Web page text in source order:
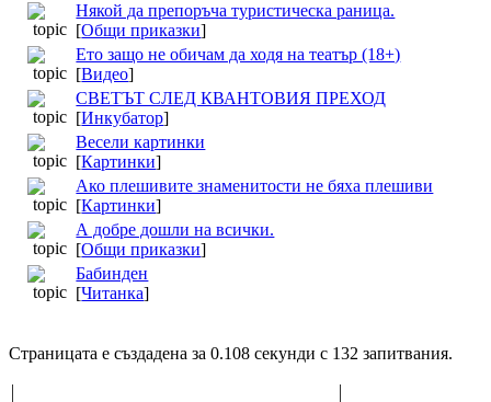
Някой да препоръча туристическа раница.
[Общи приказки]
Ето защо не обичам да ходя на театър (18+)
[Видео]
СВЕТЪТ СЛЕД КВАНТОВИЯ ПРЕХОД
[Инкубатор]
Весели картинки
[Картинки]
Ако плешивите знаменитости не бяха плешиви
[Картинки]
А добре дошли на всички.
[Общи приказки]
Бабинден
[Читанка]
Страницата е създадена за 0.108 секунди с 132 запитвания.